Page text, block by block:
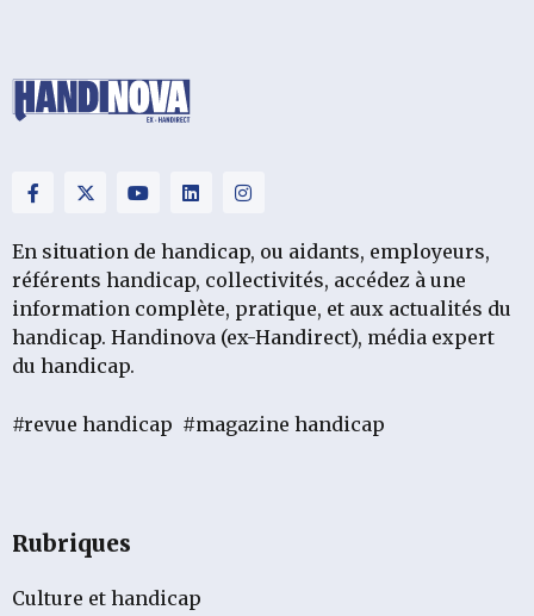
En situation de handicap, ou aidants, employeurs,
référents handicap, collectivités, accédez à une
information complète, pratique, et aux actualités du
handicap. Handinova (ex-Handirect), média expert
du handicap.
#revue handicap #magazine handicap
Rubriques
Culture et handicap